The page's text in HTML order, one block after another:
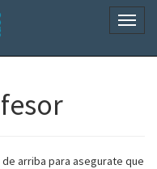
arriba para asegurate que